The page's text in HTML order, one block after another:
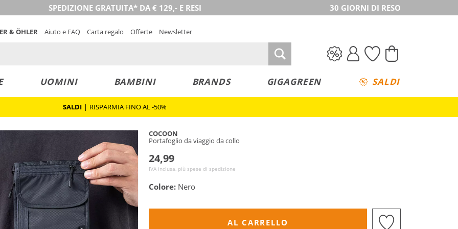
SPEDIZIONE GRATUITA* DA € 129,- E RESI 30 GIORNI DI RESO
& ÖHLER Aiuto e FAQ Carta regalo Offerte Newsletter
UOMINI BAMBINI BRANDS GIGAGREEN SALDI
SALDI | RISPARMIA FINO AL -50%
COCOON
Portafoglio da viaggio da collo
24,99
IVA inclusa, più spese di spedizione
Colore: Nero
AL CARRELLO